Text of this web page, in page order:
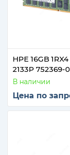
HPE 16GB
2133P 752369-
В наличии
Цена по